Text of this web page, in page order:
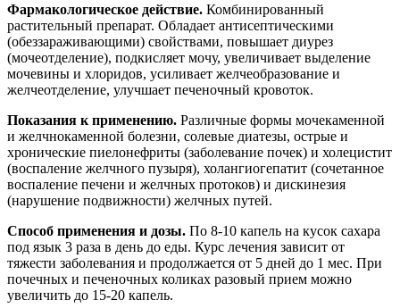
Фармакологическое действие. Комбинированный
растительный препарат. Обладает антисептическими
(обеззараживающими) свойствами, повышает диурез
(мочеотделение), подкисляет мочу, увеличивает выделение
мочевины и хлоридов, усиливает желчеобразование и
желчеотделение, улучшает печеночный кровоток.
Показания к применению. Различные формы мочекаменной
и желчнокаменной болезни, солевые диатезы, острые и
хронические пиелонефриты (заболевание почек) и холецистит
(воспаление желчного пузыря), холангиогепатит (сочетанное
воспаление печени и желчных протоков) и дискинезия
(нарушение подвижности) желчных путей.
Способ применения и дозы. По 8-10 капель на кусок сахара
под язык 3 раза в день до еды. Курс лечения зависит от
тяжести заболевания и продолжается от 5 дней до 1 мес. При
почечных и печеночных коликах разовый прием можно
увеличить до 15-20 капель.